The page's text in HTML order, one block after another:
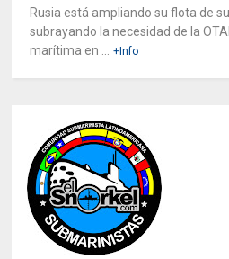
Rusia está ampliando su flota de
subrayando la necesidad de la
marítima en ...
+Info